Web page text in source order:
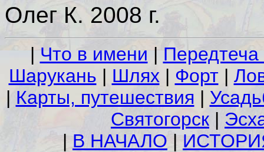
Олег К. 2008 г.
|Что в имени |
Шарукань | Шлях | Форт|
| Карты, путешествия |
Святогорск |
| В НАЧАЛО |